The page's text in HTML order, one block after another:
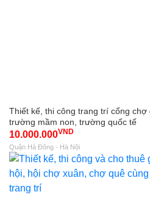
Thiết kế, thi công trang trí cổng chợ
trường mầm non, trường quốc tế
10.000.000VND
Quận Hà Đông - Hà Nội